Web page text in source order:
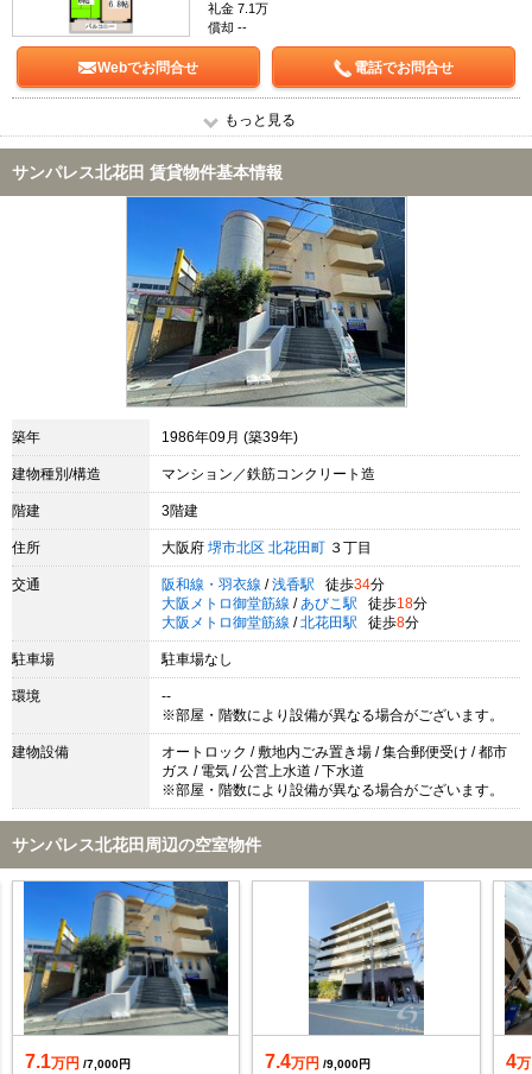
礼金 7.1万
償却 --
Webでお問合せ 電話でお問合せ
もっと見る
サンパレス北花田 賃貸物件基本情報
築年 1986年09月 (築39年)
建物種別/構造 マンション／鉄筋コンクリート造
階建 3階建
住所 大阪府 堺市北区 北花田町 ３丁目
交通 阪和線・羽衣線 / 浅香駅 徒歩34分
大阪メトロ御堂筋線 / あびこ駅 徒歩18分
大阪メトロ御堂筋線 / 北花田駅 徒歩8分
駐車場 駐車場なし
環境
--
※部屋・階数により設備が異なる場合がございます。
建物設備
オートロック / 敷地内ごみ置き場 / 集合郵便受け / 都市
ガス / 電気 / 公営上水道 / 下水道
※部屋・階数により設備が異なる場合がございます。
サンパレス北花田周辺の空室物件
7.1万円 /7,000円 7.4万円 /9,000円 4